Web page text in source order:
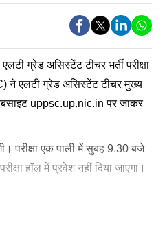
ग्रेड असिस्टेंट टीचर भर्ती परीक्षा
ने एलटी ग्रेड असिस्टेंट टीचर मुख्य
वेबसाइट uppsc.up.nic.in पर जाकर
परीक्षा एक पाली में सुबह 9.30 बजे
हॉल में प्रवेश नहीं दिया जाएगा।